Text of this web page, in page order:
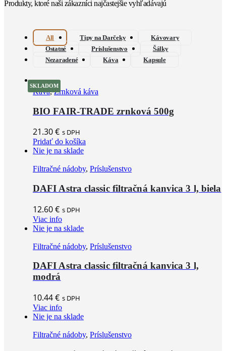
Produkty, ktoré naši zákazníci najčastejšie vyhľadávajú
All Tipy na Darčeky
Kávovary
Ostatné
Príslušenstvo
Šálky
Nezaradené
Káva Kapsule
SKLADOM
Káva,Zrnková káva
BIO FAIR-TRADE zrnková 500g
21.30€ s DPH
Pridať do košíka
Nie je na sklade
Filtračné nádoby, Príslušenstvo
DAFI Astra classic filtračná kanvica 3 l, biela
12.60€ s DPH
Viac info
Nie je na sklade
Filtračné nádoby, Príslušenstvo
DAFI Astra classic filtračná kanvica 3 l,
modrá
10.44€ s DPH
Viac info
Nie je na sklade
Filtračné nádoby, Príslušenstvo